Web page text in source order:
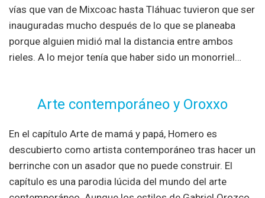
vías que van de Mixcoac hasta Tláhuac tuvieron que ser
inauguradas mucho después de lo que se planeaba
porque alguien midió mal la distancia entre ambos
rieles. A lo mejor tenía que haber sido un monorriel…
Arte contemporáneo y Oroxxo
En el capítulo Arte de mamá y papá, Homero es
descubierto como artista contemporáneo tras hacer un
berrinche con un asador que no puede construir. El
capítulo es una parodia lúcida del mundo del arte